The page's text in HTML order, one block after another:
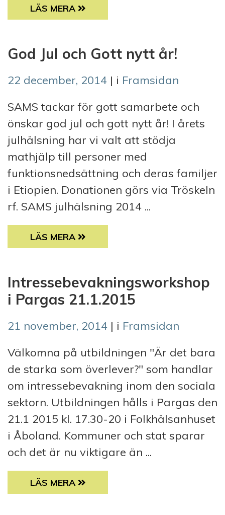
SÅ HÄR I SLUTET AV ÅRET…
LÄS MERA
God Jul och Gott nytt år!
22 december, 2014 | i Framsidan
SAMS tackar för gott samarbete och
önskar god jul och gott nytt år! I årets
julhälsning har vi valt att stödja
mathjälp till personer med
funktionsnedsättning och deras familjer
i Etiopien. Donationen görs via Tröskeln
rf. SAMS julhälsning 2014 ...
GOD JUL OCH GOTT NYTT ÅR!
LÄS MERA
Intressebevakningsworkshop
i Pargas 21.1.2015
21 november, 2014 | i Framsidan
Välkomna på utbildningen "Är det bara
de starka som överlever?" som handlar
om intressebevakning inom den sociala
sektorn. Utbildningen hålls i Pargas den
21.1 2015 kl. 17.30-20 i Folkhälsanhuset
i Åboland. Kommuner och stat sparar
och det är nu viktigare än ...
INTRESSEBEVAKNINGSWORKSHOP I
LÄS MERA